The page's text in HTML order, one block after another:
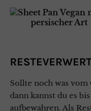
Sollte noch was
dann kannst du es
aufbewahren. Als